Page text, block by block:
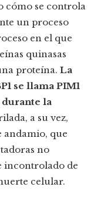
cómo se controla
un proceso
en el que
quinasas
proteína. La
se llama PIM1
la
a su vez,
andamio, que
no
incontrolado de
celular.